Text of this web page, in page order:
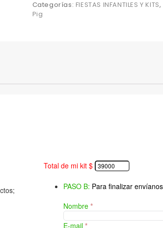
Categorías: FIESTAS INFANTILES Y KITS,
Pig